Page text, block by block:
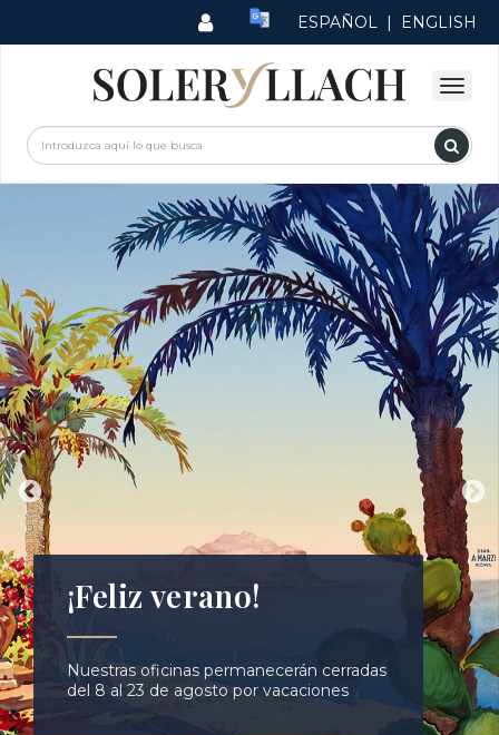
ESPAÑOL | ENGLISH
¡Feliz verano!
Nuestras oficinas permanecerán cerradas
del 8 al 23 de agosto por vacaciones